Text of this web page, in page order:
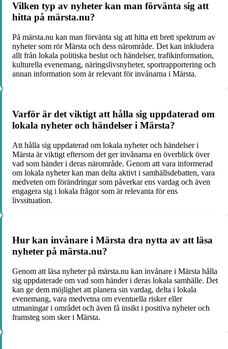
Vilken typ av nyheter kan man förvänta sig att
hitta på märsta.nu?
På märsta.nu kan man förvänta sig att hitta ett brett spektrum av
nyheter som rör Märsta och dess närområde. Det kan inkludera
allt från lokala politiska beslut och händelser, trafikinformation,
kulturella evenemang, näringslivsnyheter, sportrapportering och
annan information som är relevant för invånarna i Märsta.
Varför är det viktigt att hålla sig uppdaterad om
lokala nyheter och händelser i Märsta?
Att hålla sig uppdaterad om lokala nyheter och händelser i
Märsta är viktigt eftersom det ger invånarna en överblick över
vad som händer i deras närområde. Genom att vara informerad
om lokala nyheter kan man delta aktivt i samhällsdebatten, vara
medveten om förändringar som påverkar ens vardag och även
engagera sig i lokala frågor som är relevanta för ens
livssituation.
Hur kan invånare i Märsta dra nytta av att läsa
nyheter på märsta.nu?
Genom att läsa nyheter på märsta.nu kan invånare i Märsta hålla
sig uppdaterade om vad som händer i deras lokala samhälle. Det
kan ge dem möjlighet att planera sin vardag, delta i lokala
evenemang, vara medvetna om eventuella risker eller
utmaningar i området och även få insikt i positiva nyheter och
framsteg som sker i Märsta.